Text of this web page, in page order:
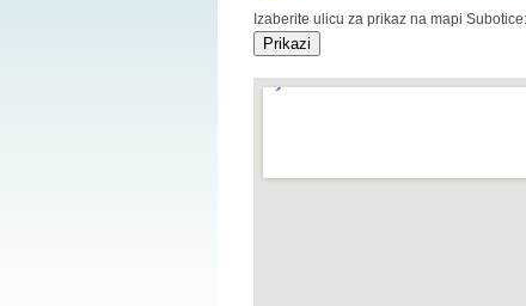
Izaberite ulicu za prikaz na mapi Subotice: